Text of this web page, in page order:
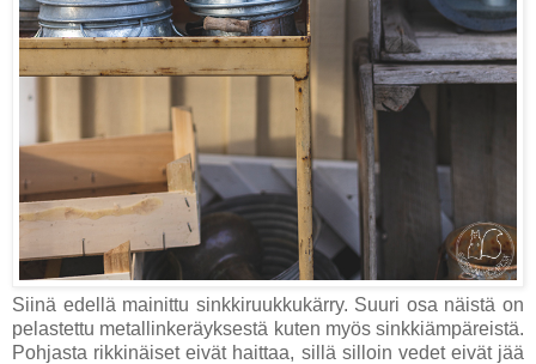
Siinä edellä mainittu sinkkiruukkukärry. Suuri osa näistä on
pelastettu metallinkeräyksestä kuten myös sinkkiämpäreistä.
Pohjasta rikkinäiset eivät haittaa, sillä silloin vedet eivät jää